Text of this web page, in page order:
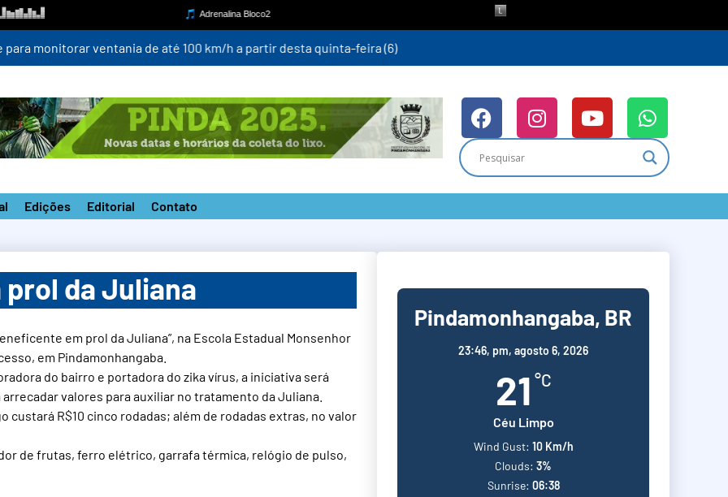
para monitorar ventania de até 100 km/h a partir desta quinta-feira (6)
Edições Editorial Contato
da Juliana
em prol da Juliana”, na Escola Estadual Monsenhor
em Pindamonhangaba.
do bairro e portadora do zika vírus, a iniciativa será
valores para auxiliar no tratamento da Juliana.
custará R$10 cinco rodadas; além de rodadas extras, no valor
de frutas, ferro elétrico, garrafa térmica, relógio de pulso,
Pindamonhangaba, BR
23:46, pm, agosto 6, 2026
21 °C
Céu Limpo
Wind Gust: 10 Km/h
Clouds: 3%
Sunrise: 06:38